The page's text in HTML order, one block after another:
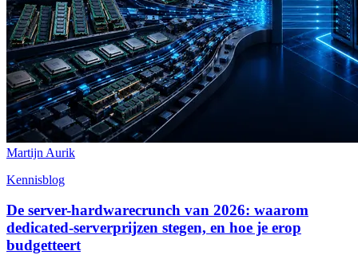
Martijn Aurik
Kennisblog
De server-hardwarecrunch van 2026: waarom
dedicated-serverprijzen stegen, en hoe je erop
budgetteert